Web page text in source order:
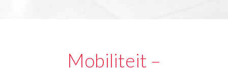
Mobiliteit –